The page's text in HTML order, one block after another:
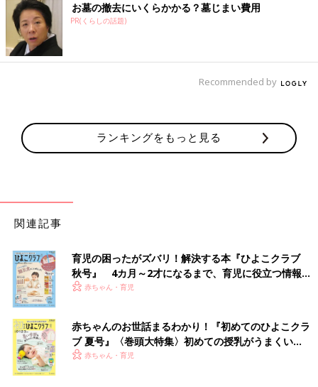
お墓の撤去にいくらかかる？墓じまい費用
PR(くらしの話題)
Recommended by
ランキングをもっと見る
関連記事
育児の困ったがズバリ！解決する本『ひよこクラブ
秋号』 4カ月～2才になるまで、育児に役立つ情報が
いっぱい！
赤ちゃん・育児
赤ちゃんのお世話まるわかり！『初めてのひよこクラ
ブ 夏号』〈巻頭大特集〉初めての授乳がうまくい
く！ おっぱい・ミルクの基本と夏のトラブル 解決テ
赤ちゃん・育児